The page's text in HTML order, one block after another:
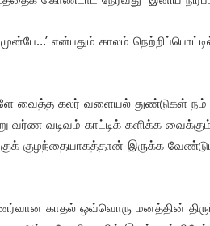
என்பதும் காலம்
வைத்த கலர் வளையல் துண்டுகள் நம்
வர்ண வடிவம் காட்டிக் களிக்க
குழந்தையாகத்தான் இருக்க
காதல் ஒவ்வொரு மனத்தின்